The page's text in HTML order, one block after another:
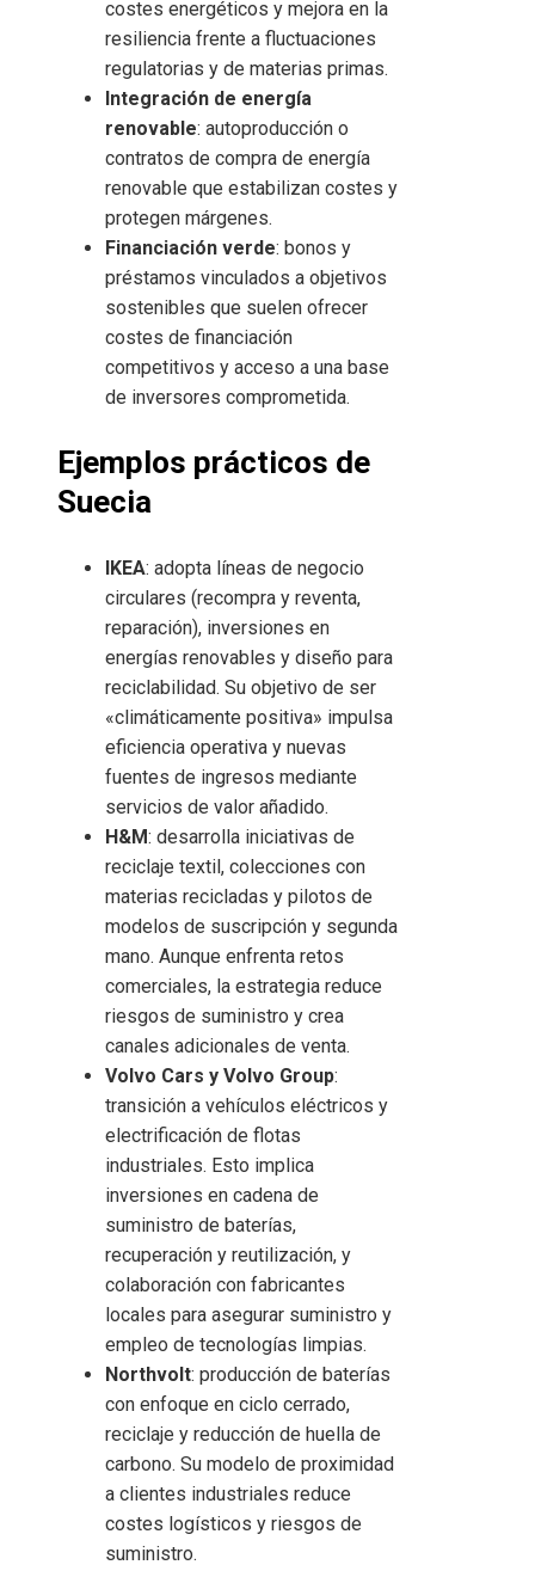
costes energéticos y mejora en la
resiliencia frente a fluctuaciones
regulatorias y de materias primas.
Integración de energía
renovable: autoproducción o
contratos de compra de energía
renovable que estabilizan costes y
protegen márgenes.
Financiación verde: bonos y
préstamos vinculados a objetivos
sostenibles que suelen ofrecer
costes de financiación
competitivos y acceso a una base
de inversores comprometida.
Ejemplos prácticos de
Suecia
IKEA: adopta líneas de negocio
circulares (recompra y reventa,
reparación), inversiones en
energías renovables y diseño para
reciclabilidad. Su objetivo de ser
«climáticamente positiva» impulsa
eficiencia operativa y nuevas
fuentes de ingresos mediante
servicios de valor añadido.
H&M: desarrolla iniciativas de
reciclaje textil, colecciones con
materias recicladas y pilotos de
modelos de suscripción y segunda
mano. Aunque enfrenta retos
comerciales, la estrategia reduce
riesgos de suministro y crea
canales adicionales de venta.
Volvo Cars y Volvo Group:
transición a vehículos eléctricos y
electrificación de flotas
industriales. Esto implica
inversiones en cadena de
suministro de baterías,
recuperación y reutilización, y
colaboración con fabricantes
locales para asegurar suministro y
empleo de tecnologías limpias.
Northvolt: producción de baterías
con enfoque en ciclo cerrado,
reciclaje y reducción de huella de
carbono. Su modelo de proximidad
a clientes industriales reduce
costes logísticos y riesgos de
suministro.